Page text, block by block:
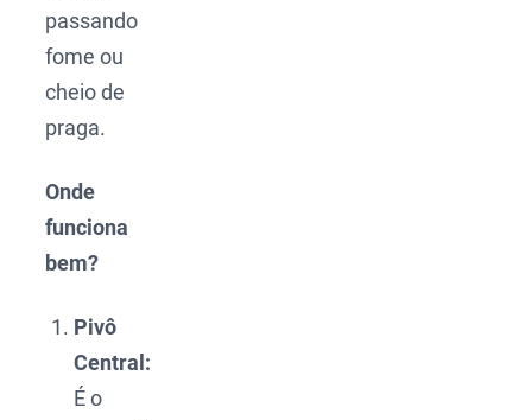
passando
fome ou
cheio de
praga.
Onde
funciona
bem?
Pivô
Central:
É o